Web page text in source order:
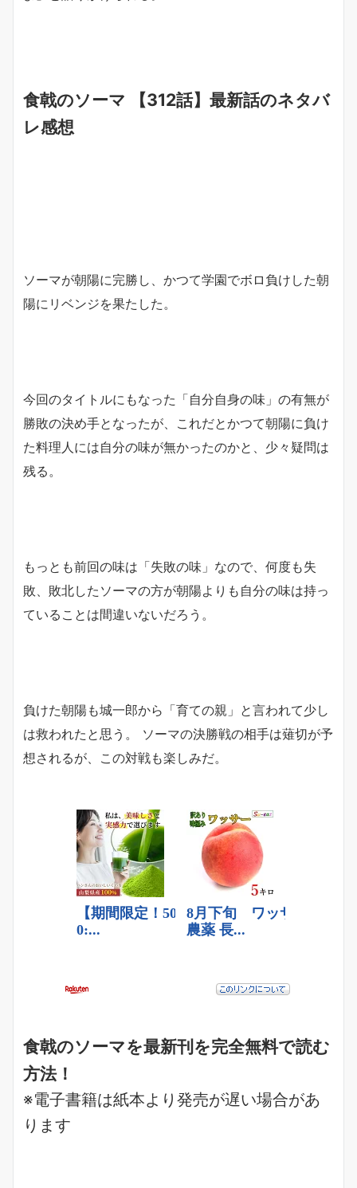
食戟のソーマ 【312話】最新話のネタバ
レ感想
ソーマが朝陽に完勝し、かつて学園でボロ負けした朝
陽にリベンジを果たした。
今回のタイトルにもなった「自分自身の味」の有無が
勝敗の決め手となったが、これだとかつて朝陽に負け
た料理人には自分の味が無かったのかと、少々疑問は
残る。
もっとも前回の味は「失敗の味」なので、何度も失
敗、敗北したソーマの方が朝陽よりも自分の味は持っ
ていることは間違いないだろう。
負けた朝陽も城一郎から「育ての親」と言われて少し
は救われたと思う。 ソーマの決勝戦の相手は薙切が予
想されるが、この対戦も楽しみだ。
食戟のソーマを最新刊を完全無料で読む
方法！
※電子書籍は紙本より発売が遅い場合があ
ります